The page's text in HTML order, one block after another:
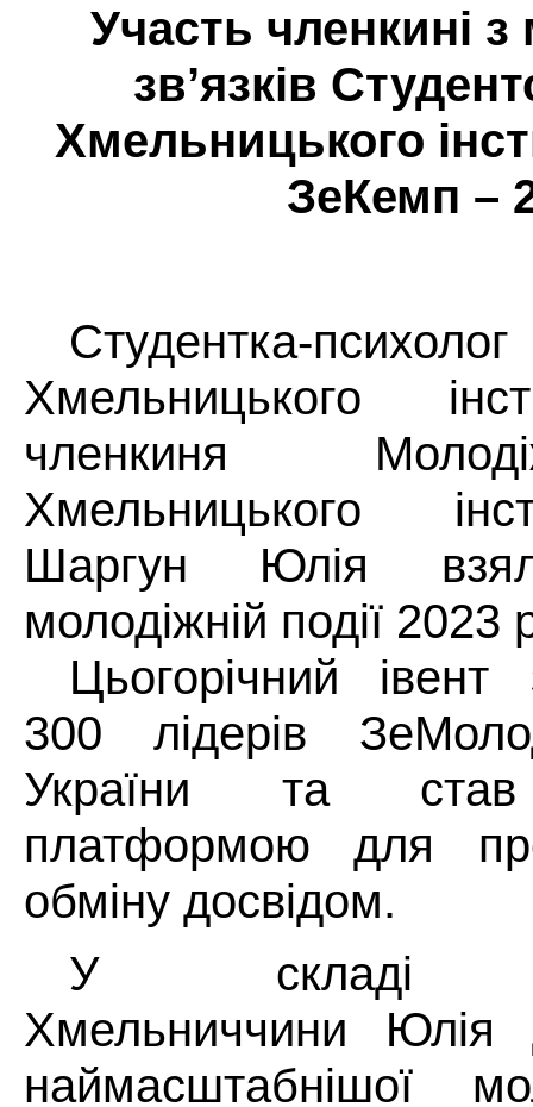
Участь членкині з
зв’язків
Хмельницького
ЗеКемп –
Студентка-
Хмельницького
членкиня
Хмельницького
Шаргун Юлія
молодіжній події
Цьогорічний івент
300 лідерів
України та став
платформою для
обміну досвідом.
У складі
Хмельниччини Юлія
наймасштабнішої